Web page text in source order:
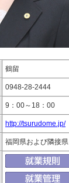
鶴留
0948-28-2444
9：00～18：00
http://tsurudome.jp/
福岡県および隣接県